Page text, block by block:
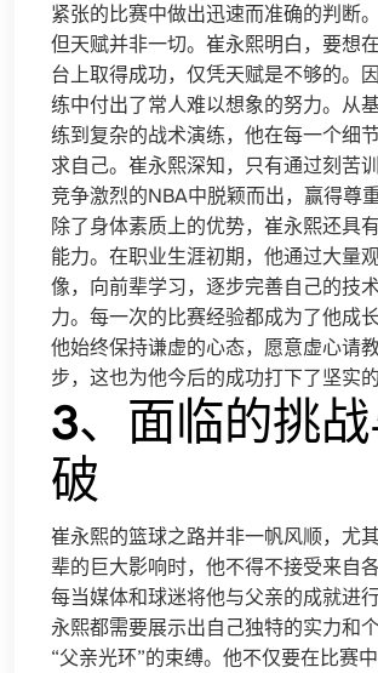
紧张的比赛中做出迅速而准确的判断。
但天赋并非一切。崔永熙明白，要想
台上取得成功，仅凭天赋是不够的。
练中付出了常人难以想象的努力。从
练到复杂的战术演练，他在每一个细
求自己。崔永熙深知，只有通过刻苦
竞争激烈的NBA中脱颖而出，赢得尊重
除了身体素质上的优势，崔永熙还具
能力。在职业生涯初期，他通过大量
像，向前辈学习，逐步完善自己的技
力。每一次的比赛经验都成为了他成
他始终保持谦虚的心态，愿意虚心请
步，这也为他今后的成功打下了坚实的
3、面临的挑
破
崔永熙的篮球之路并非一帆风顺，尤
辈的巨大影响时，他不得不接受来自各
每当媒体和球迷将他与父亲的成就进
永熙都需要展示出自己独特的实力和
“父亲光环”的束缚。他不仅要在比赛